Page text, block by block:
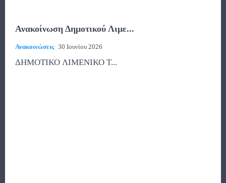
Ανακοίνωση Δημοτικού Λιμε...
Ανακοινώσεις 30 Ιουνίου 2026
ΔΗΜΟΤΙΚΟ ΛΙΜΕΝΙΚΟ Τ...